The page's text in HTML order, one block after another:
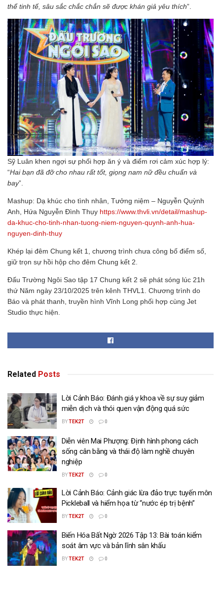
thể tinh tế, sâu sắc chắc chắn sẽ được khán giả yêu thích”.
Sỹ Luân khen ngợi sự phối hợp ăn ý và điểm rơi cảm xúc hợp lý:
“Hai bạn đã đỡ cho nhau rất tốt, giọng nam nữ đều chuẩn và
bay”.
Mashup: Dạ khúc cho tình nhân, Tưởng niệm – Nguyễn Quỳnh
Anh, Hứa Nguyễn Đình Thụy https://www.thvli.vn/detail/mashup-
da-khuc-cho-tinh-nhan-tuong-niem-nguyen-quynh-anh-hua-
nguyen-dinh-thuy
Khép lại đêm Chung kết 1, chương trình chưa công bố điểm số,
giữ trọn sự hồi hộp cho đêm Chung kết 2.
Đấu Trường Ngôi Sao tập 17 Chung kết 2 sẽ phát sóng lúc 21h
thứ Năm ngày 23/10/2025 trên kênh THVL1. Chương trình do
Báo và phát thanh, truyền hình Vĩnh Long phối hợp cùng Jet
Studio thực hiện.
Related Posts
Lời Cảnh Báo: Đánh giá y khoa về sự suy giảm
miễn dịch và thói quen vận động quá sức
BYTEK2T 0
Diễn viên Mai Phượng: Định hình phong cách
sống cân bằng và thái độ làm nghề chuyên
nghiệp
BYTEK2T 0
Lời Cảnh Báo: Cảnh giác lừa đảo trực tuyến môn
Pickleball và hiểm họa từ “nước ép trị bệnh”
BYTEK2T 0
Biến Hóa Bất Ngờ 2026 Tập 13: Bài toán kiểm
soát âm vực và bản lĩnh sân khấu
BYTEK2T 0